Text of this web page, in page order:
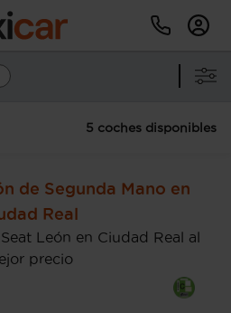
5 coches disponibles
de Segunda Mano en
Real
León en Ciudad Real al
precio